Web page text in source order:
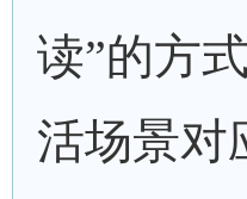
读”的方
活场景对